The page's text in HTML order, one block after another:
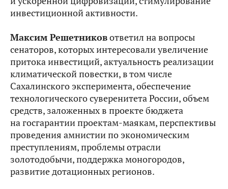
инвестиционной активности.
Максим Решетниковответил на вопросы
сенаторов, которых интересовали увеличение
притока инвестиций, актуальность реализации
климатической повестки, в том числе
Сахалинского эксперимента, обеспечение
технологического суверенитета России, объем
средств, заложенных в проекте бюджета
на госгарантии проектам-маякам, перспективы
проведения амнистии по экономическим
преступлениям, проблемы отрасли
золотодобычи, поддержка моногородов,
развитие дотационных регионов.